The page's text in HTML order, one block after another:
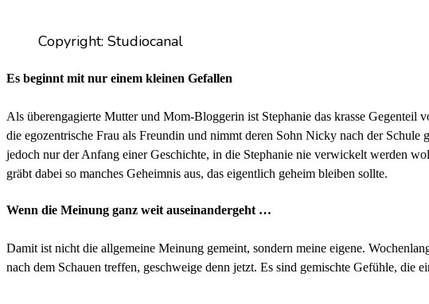
Copyright: Studiocanal
Es beginnt mit nur einem kleinen Gefallen
Als überengagierte Mutter und Mom-Bloggerin ist Stephanie das krasse Gegenteil
die egozentrische Frau als Freundin und nimmt deren Sohn Nicky nach der
jedoch nur der Anfang einer Geschichte, in die Stephanie nie verwickelt werden
gräbt dabei so manches Geheimnis aus, das eigentlich geheim bleiben sollte.
Wenn die Meinung ganz weit auseinandergeht …
Damit ist nicht die allgemeine Meinung gemeint, sondern meine eigene.
nach dem Schauen treffen, geschweige denn jetzt. Es sind gemischte Gefühle, die